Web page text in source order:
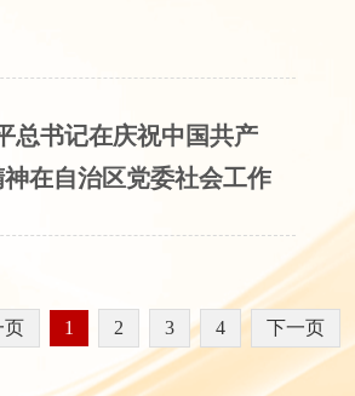
总书记在庆祝中国共产
在自治区党委社会工作
页 1 2 3 4 下一页